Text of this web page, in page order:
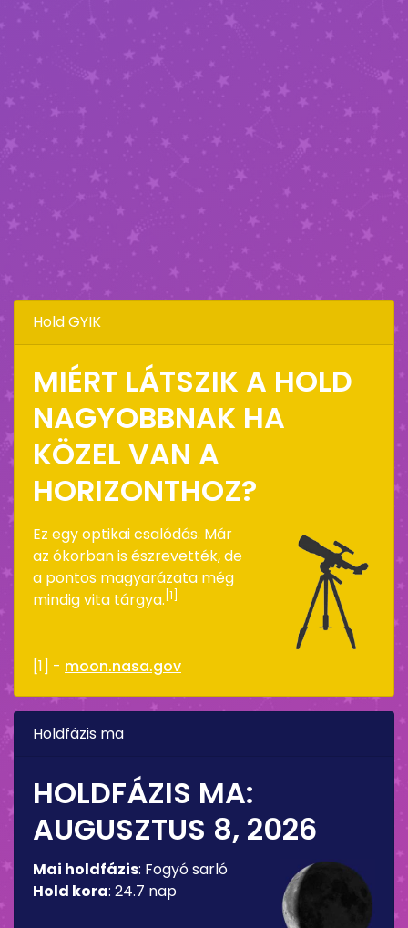
Hold GYIK
MIÉRT LÁTSZIK A HOLD
NAGYOBBNAK HA
KÖZEL VAN A
HORIZONTHOZ?
Ez egy optikai csalódás. Már
az ókorban is észrevették, de
a pontos magyarázata még
mindig vita tárgya. [1]
[1] - moon.nasa.gov
Holdfázis ma
HOLDFÁZIS MA:
AUGUSZTUS 8, 2026
Mai holdfázis: Fogyó sarló
Hold kora: 24.7 nap